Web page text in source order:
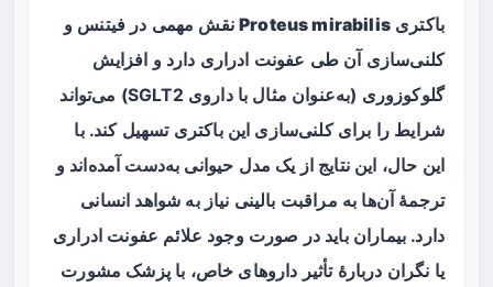
باکتریProteus mirabilisنقش مهمی در فیتنس و
کلنی‌سازی آن طی عفونت ادراری دارد و افزایش
گلوکوزوری (به‌عنوان مثال با داروی SGLT2) می‌تواند
شرایط را برای کلنی‌سازی این باکتری تسهیل کند. با
این حال، این نتایج از یک مدل حیوانی به‌دست آمده‌اند و
ترجمهٔ آن‌ها به مراقبت بالینی نیاز به شواهد انسانی
دارد. بیماران باید در صورت وجود علائم عفونت ادراری
یا نگران دربارهٔ تأثیر داروهای خاص، با پزشک مشورت